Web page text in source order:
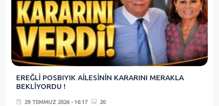
EREĞLİ POSBIYIK AİLESİNİN KARARINI MERAKLA
BEKLİYORDU !
29 TEMMUZ 2026 - 16:17 20